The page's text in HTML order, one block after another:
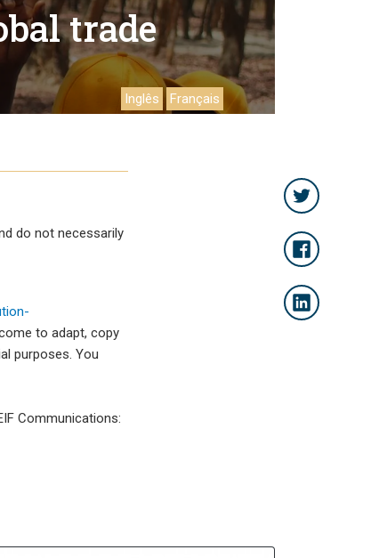
trade
Inglês Français
do not necessarily
to adapt, copy
purposes. You
Communications: